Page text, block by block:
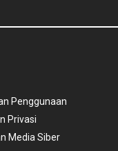
Penggunaan
Privasi
Media Siber